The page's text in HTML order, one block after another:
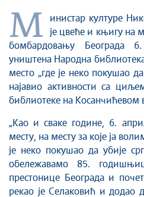
М
инистар културе
је цвеће и књигу на
бомбардовању Београда
уништена Народна
место „где је неко покушао
најавио активности са
библиотеке на Косанчићевом
„Као и сваке године, 6.
месту, на месту за које ја
је неко покушао да убије
обележавамо 85.
престонице Београда и
рекао је Селаковић и додао